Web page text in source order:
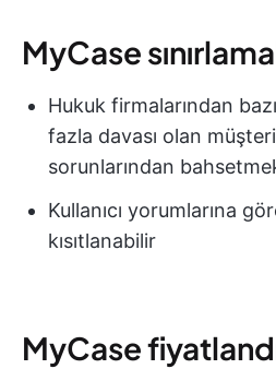
MyCase
Hukuk firmalarından
fazla davası olan
sorunlarından
Kullanıcı yorumlarına
kısıtlanabilir
MyCase